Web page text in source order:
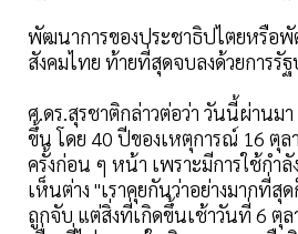
พัฒนาการของประชาธิปไตยหรือพั
สังคมไทย ท้ายที่สุดจบลงด้วยการรัฐ
ศ.ดร.สุรชาติกล่าวต่อว่า วันนี้ผ่านม
ขึ้น โดย 40 ปีของเหตุการณ์ 16 ตุล
ครั้งก่อน ๆ หน้า เพราะมีการใช้กำ
เห็นต่าง "เราคุยกันว่าอย่างมากที่
ถูกจับ แต่สิ่งที่เกิดขึ้นเช้าวันที่ 6 ตุ